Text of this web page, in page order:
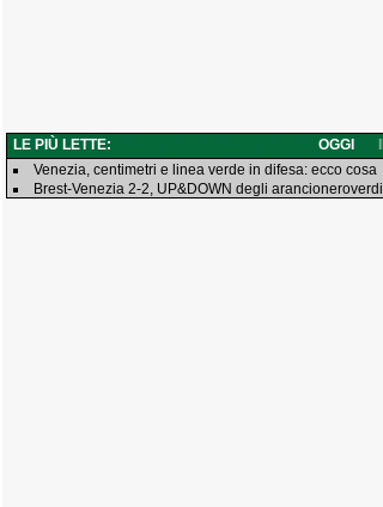
LE PIÙ LETTE:
OGGI
Venezia, centimetri e linea verde in difesa: ecco cosa
Brest-Venezia 2-2, UP&DOWN degli arancioneroverdi